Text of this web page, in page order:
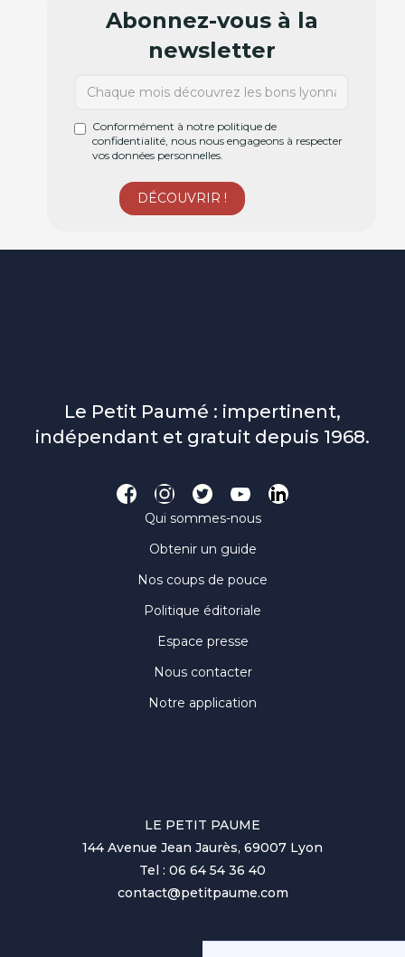
Abonnez-vous à la
newsletter
Conformément à notre politique de
confidentialité, nous nous engageons à respecter
vos données personnelles.
Le Petit Paumé : impertinent,
indépendant et gratuit depuis 1968.
Qui sommes-nous
Obtenir un guide
Nos coups de pouce
Politique éditoriale
Espace presse
Nous contacter
Notre application
LE PETIT PAUME
144 Avenue Jean Jaurès, 69007 Lyon
Tel : 06 64 54 36 40
contact@petitpaume.com